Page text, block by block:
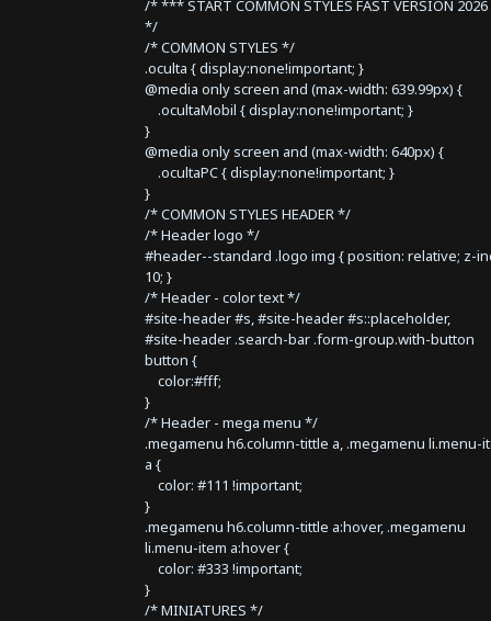
/* *** START COMMON STYLES FAST VERSION
*/
/* COMMON STYLES */
.oculta { display:none!important; }
@media only screen and (max-width: 639.99px) {
.ocultaMobil { display:none!important; }
}
@media only screen and (max-width: 640px) {
.ocultaPC { display:none!important; }
}
/* COMMON STYLES HEADER */
/* Header logo */
#header--standard .logo img { position: relative; z-
10; }
/* Header - color text */
#site-header #s, #site-header #s::placeholder,
#site-header .search-bar .form-group.with-button
button {
color:#fff;
}
/* Header - mega menu */
.megamenu h6.column-tittle a, .megamenu li.menu-
a {
color: #111 !important;
}
.megamenu h6.column-tittle a:hover, .megamenu
li.menu-item a:hover {
color: #333 !important;
}
/* MINIATURES */